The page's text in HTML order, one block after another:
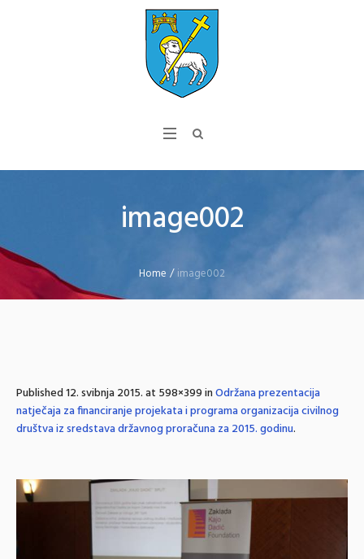
image002
Home /image002
Published12. svibnja 2015.at 598×399 inOdržana prezentacija
natječaja za financiranje projekata i programa organizacija civilnog
društva iz sredstava državnog proračuna za 2015. godinu.